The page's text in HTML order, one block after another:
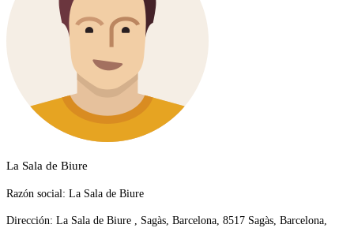
La Sala de Biure
Razón social: La Sala de Biure
Dirección: La Sala de Biure , Sagàs, Barcelona, 8517 Sagàs, Barcelona,